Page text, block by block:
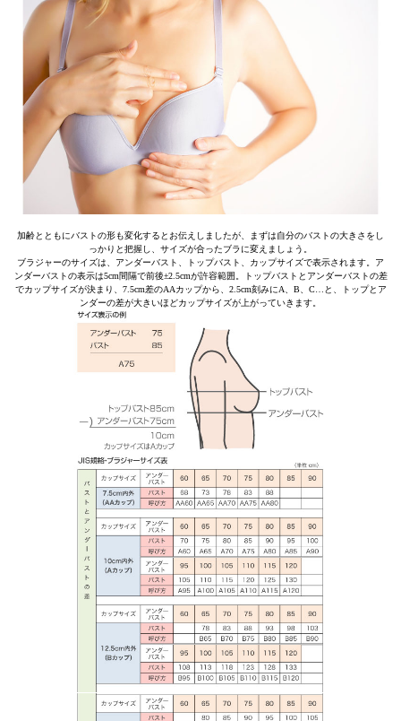
加齢とともにバストの形も変化するとお伝えしましたが、まずは自分のバストの大きさをし
っかりと把握し、サイズが合ったブラに変えましょう。
ブラジャーのサイズは、アンダーバスト、トップバスト、カップサイズで表示されます。ア
ンダーバストの表示は5cm間隔で前後±2.5cmが許容範囲。トップバストとアンダーバストの差
でカップサイズが決まり、7.5cm差のAAカップから、2.5cm刻みにA、B、C…と、トップとア
ンダーの差が大きいほどカップサイズが上がっていきます。